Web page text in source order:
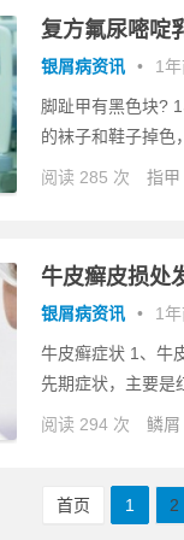
复方氟尿嘧啶
银屑病资讯 • 1
脚趾甲有黑色块?
的袜子和鞋子掉色
阅读 285 次 指甲
牛皮癣皮损处
银屑病资讯 • 1
牛皮癣症状 1、牛
先期症状，主要是
阅读 294 次 鳞屑
首页 1 2